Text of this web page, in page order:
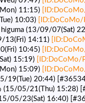
11:15)
10:03)
(13/09/07(Sat)
13(Fri) 14:11)
10:45)
15:19) [ID:DoCoMo/
15:09)
19(Tue) 20:44)
(15/05/21(Thu) 15:28)
05/23(Sat) 16:40)